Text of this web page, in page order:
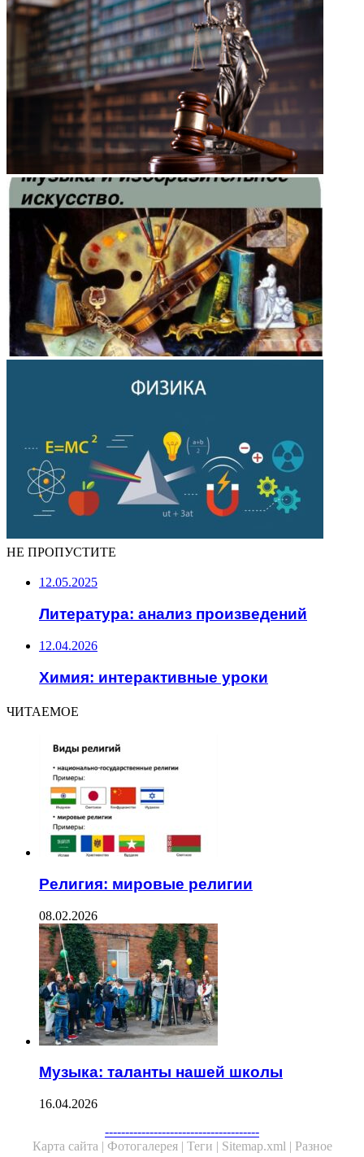
НЕ ПРОПУСТИТЕ
12.05.2025
Литература: анализ произведений
12.04.2026
Химия: интерактивные уроки
ЧИТАЕМОЕ
Религия: мировые религии
08.02.2026
Музыка: таланты нашей школы
16.04.2026
--------------------------------------
Карта сайта | Фотогалерея | Теги | Sitemap.xml | Разное